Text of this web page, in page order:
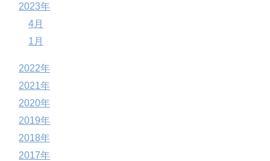
2023年
4月
1月
2022年
2021年
2020年
2019年
2018年
2017年